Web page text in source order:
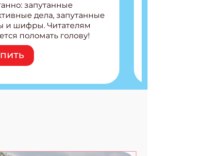
запутанные
дела, запутанные
и шифры. Читателям
поломать голову!
Шифры и
Плетем
поделки
3 комикса